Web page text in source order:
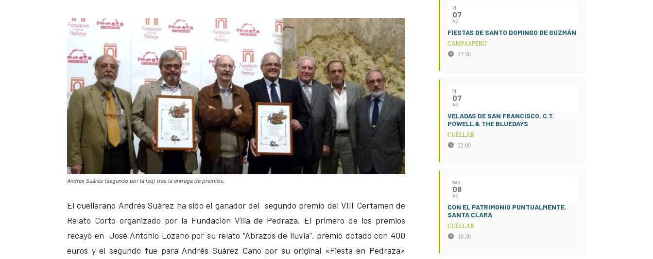
Andrés Suárez (segundo por la izq) tras la entrega de premios.
El cuellarano Andrés Suárez ha sido el ganador del segundo premio del VIII Certamen de
Relato Corto organizado por la Fundación Villa de Pedraza. El primero de los premios
recayó en José Antonio Lozano por su relato “Abrazos de lluvia”, premio dotado con 400
euros y el segundo fue para Andrés Suárez Cano por su original «Fiesta en Pedraza»
VI
07
AG
FIESTAS DE SANTO DOMINGO DE GUZMÁN
CAMPASPERO
13:30
VI
07
AG
VELADAS DE SAN FRANCISCO. C.T.
POWELL & THE BLUEDAYS
CUÉLLAR
22:00
SÁB
08
AG
CON EL PATRIMONIO PUNTUALMENTE.
SANTA CLARA
CUÉLLAR
10:30